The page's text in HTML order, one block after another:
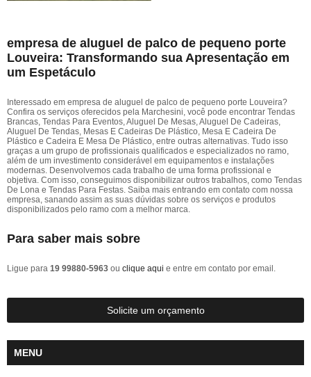
empresa de aluguel de palco de pequeno porte
Louveira: Transformando sua Apresentação em
um Espetáculo
Interessado em empresa de aluguel de palco de pequeno porte Louveira?
Confira os serviços oferecidos pela Marchesini, você pode encontrar Tendas
Brancas, Tendas Para Eventos, Aluguel De Mesas, Aluguel De Cadeiras,
Aluguel De Tendas, Mesas E Cadeiras De Plástico, Mesa E Cadeira De
Plástico e Cadeira E Mesa De Plástico, entre outras alternativas. Tudo isso
graças a um grupo de profissionais qualificados e especializados no ramo,
além de um investimento considerável em equipamentos e instalações
modernas. Desenvolvemos cada trabalho de uma forma profissional e
objetiva. Com isso, conseguimos disponibilizar outros trabalhos, como Tendas
De Lona e Tendas Para Festas. Saiba mais entrando em contato com nossa
empresa, sanando assim as suas dúvidas sobre os serviços e produtos
disponibilizados pelo ramo com a melhor marca.
Para saber mais sobre
Ligue para 19 99880-5963 ou clique aqui e entre em contato por email.
Solicite um orçamento
MENU